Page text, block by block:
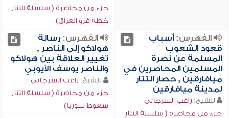
جزء من محاضرة ( سلسلة التتار
خطة غزو العراق)
الفهرس:أسباب
قعود الشعوب
المسلمة عن نصرة
المسلمين المحاصرين في
ميافارقين , حصار التتار
لمدينة ميافارقين
للشيخ: راغب السرجاني
جزء من محاضرة ( سلسلة التتار
الفهرس:رسالة
هولاكو إلى الناصر ,
تغيير العلاقة بين هولاكو
والناصر يوسف الأيوبي
للشيخ: راغب السرجاني
جزء من محاضرة ( سلسلة التتار
سقوط سوريا)